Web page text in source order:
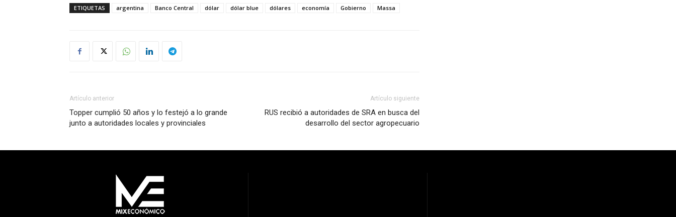
ETIQUETAS argentina Banco Central dólar dólar blue dólares economía Gobierno Massa
Artículo anterior
Topper cumplió 50 años y lo festejó a lo grande
junto a autoridades locales y provinciales
Artículo siguiente
RUS recibió a autoridades de SRA en busca del
desarrollo del sector agropecuario